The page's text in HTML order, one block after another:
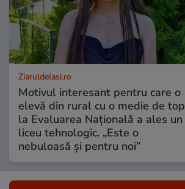
ZiaruldeIasi.ro
Motivul interesant pentru care o
elevă din rural cu o medie de top
la Evaluarea Națională a ales un
liceu tehnologic. „Este o
nebuloasă și pentru noi”